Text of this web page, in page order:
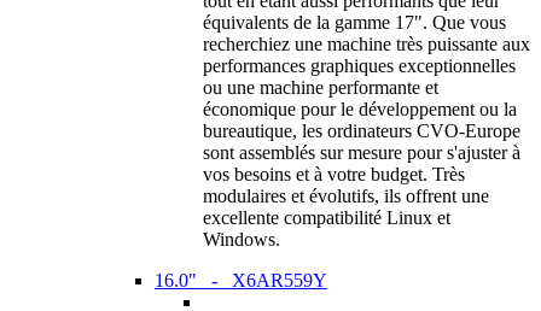
équivalents de la gamme 17". Que vous
recherchiez une machine très puissante aux
performances graphiques exceptionnelles
ou une machine performante et
économique pour le développement ou la
bureautique, les ordinateurs CVO-Europe
sont assemblés sur mesure pour s'ajuster à
vos besoins et à votre budget. Très
modulaires et évolutifs, ils offrent une
excellente compatibilité Linux et
Windows.
16.0" - X6AR559Y